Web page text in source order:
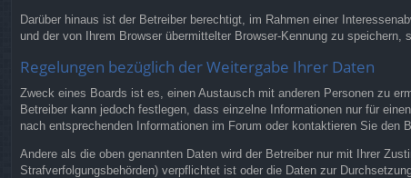
Darüber hinaus ist der Betreiber berechtigt, im Rahmen einer
und der von Ihrem Browser übermittelter Browser-Kennung zu
Regelungen bezüglich der Weitergabe Ihrer Daten
Zweck eines Boards ist es, einen Austausch mit anderen Personen zu
Betreiber kann jedoch festlegen, dass einzelne Informationen nur für
nach entsprechenden Informationen im Forum oder kontaktieren Sie
Andere als die oben genannten Daten wird der Betreiber nur mit Ihrer
Strafverfolgungsbehörden) verpflichtet ist oder die Daten zur